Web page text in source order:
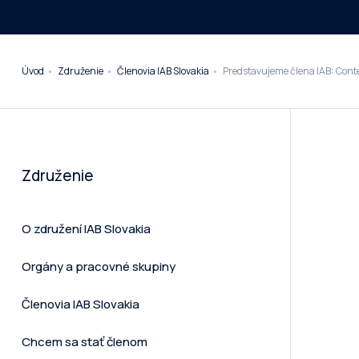
Úvod Združenie Členovia IAB Slovakia Predstavujeme člena IAB:
Združenie
O združení IAB Slovakia
Orgány a pracovné skupiny
Členovia IAB Slovakia
Chcem sa stať členom